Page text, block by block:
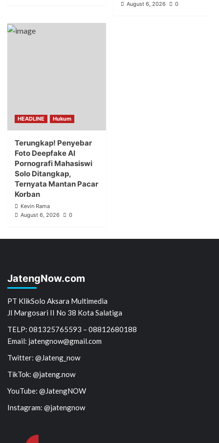
August 6, 2026
0
HEADLINE Hukum
Terungkap! Penyebar
Foto Deepfake AI
Pornografi Mahasiswi
Solo Ditangkap,
Ternyata Mantan Pacar
Korban
Kevin Rama
August 6, 2026
0
JatengNow.com
PT KlikSolo Aksara Multimedia
Jl Margosari II No 38 Kota Salatiga
TELP: 081325765593 – 08812680188
Email: jatengnow@gmail.com
Twitter: @Jateng_now
TikTok: @jateng.now
YouTube: @JatengNOW
Instagram: @jatengnow